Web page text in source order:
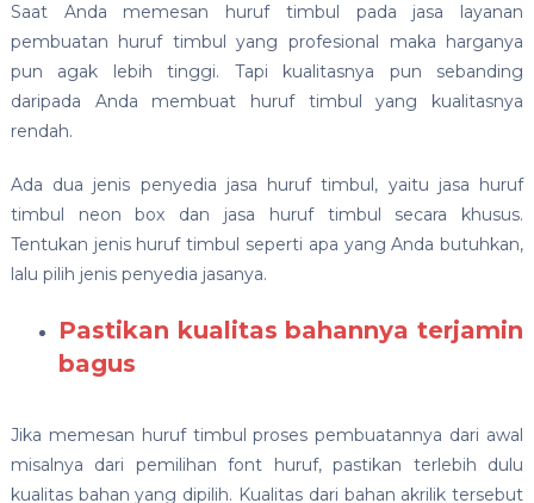
Saat Anda memesan huruf timbul pada jasa layanan
pembuatan huruf timbul yang profesional maka harganya
pun agak lebih tinggi. Tapi kualitasnya pun sebanding
daripada Anda membuat huruf timbul yang kualitasnya
rendah.
Ada dua jenis penyedia jasa huruf timbul, yaitu jasa huruf
timbul neon box dan jasa huruf timbul secara khusus.
Tentukan jenis huruf timbul seperti apa yang Anda butuhkan,
lalu pilih jenis penyedia jasanya.
Pastikan kualitas bahannya terjamin
bagus
Jika memesan huruf timbul proses pembuatannya dari awal
misalnya dari pemilihan font huruf, pastikan terlebih dulu
kualitas bahan yang dipilih. Kualitas dari bahan akrilik tersebut